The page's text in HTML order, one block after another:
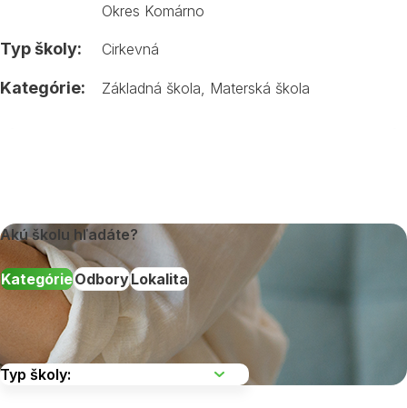
Okres Komárno
Typ školy: Cirkevná
Kategórie: Základná škola Materská škola
Akú školu hľadáte?
KategórieOdboryLokalita